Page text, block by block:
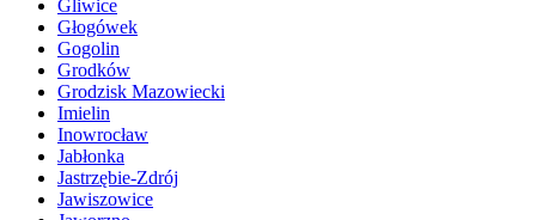
Gliwice
Głogówek
Gogolin
Grodków
Grodzisk Mazowiecki
Imielin
Inowrocław
Jabłonka
Jastrzębie-Zdrój
Jawiszowice